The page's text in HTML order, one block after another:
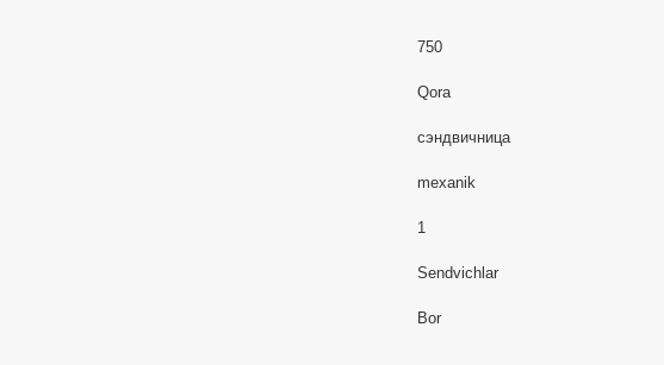
750
Qora
сэндвичница
mexanik
1
Sendvichlar
Bor